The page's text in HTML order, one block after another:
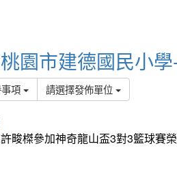
園市建德國民小
項 請選擇發佈單位
畯榤參加神奇龍山盃3對3籃球賽